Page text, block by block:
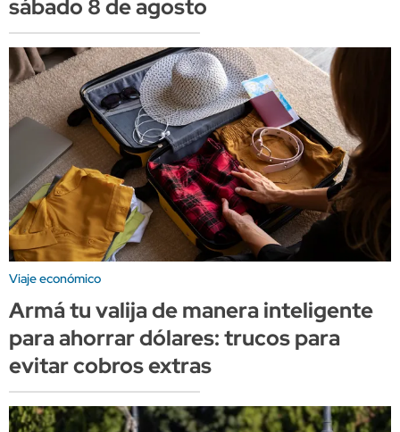
sábado 8 de agosto
Viaje económico
Armá tu valija de manera inteligente
para ahorrar dólares: trucos para
evitar cobros extras